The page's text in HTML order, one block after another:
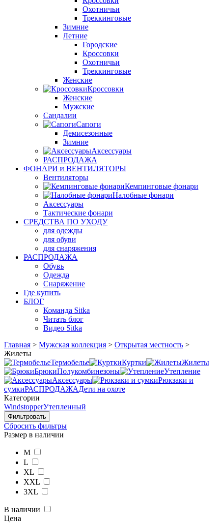
Охотничьи
Треккинговые
Зимние
Летние
Городские
Кроссовки
Охотничьи
Треккинговые
Женские
Кроссовки
Женские
Мужские
Сандалии
Сапоги
Демисезонные
Зимние
Аксессуары
РАСПРОДАЖА
ФОНАРИ и ВЕНТИЛЯТОРЫ
Вентиляторы
Кемпинговые фонари
Налобные фонари
Аксессуары
Тактические фонари
СРЕДСТВА ПО УХОДУ
для одежды
для обуви
для снаряжения
РАСПРОДАЖА
Обувь
Одежда
Снаряжение
Где купить
БЛОГ
Команда Sitka
Читать блог
Видео Sitka
Главная > Мужская коллекция > Открытая местность >
Жилеты
Термобелье
Куртки
Жилеты
БрюкиПолукомбинезоны
Утепление
Аксессуары
Рюкзаки и
сумкиРАСПРОДАЖАДети на охоте
Категории
WindstopperУтепленный
Сбросить фильтры
Размер в наличии
M
L
XL
XXL
3XL
В наличии
Цена